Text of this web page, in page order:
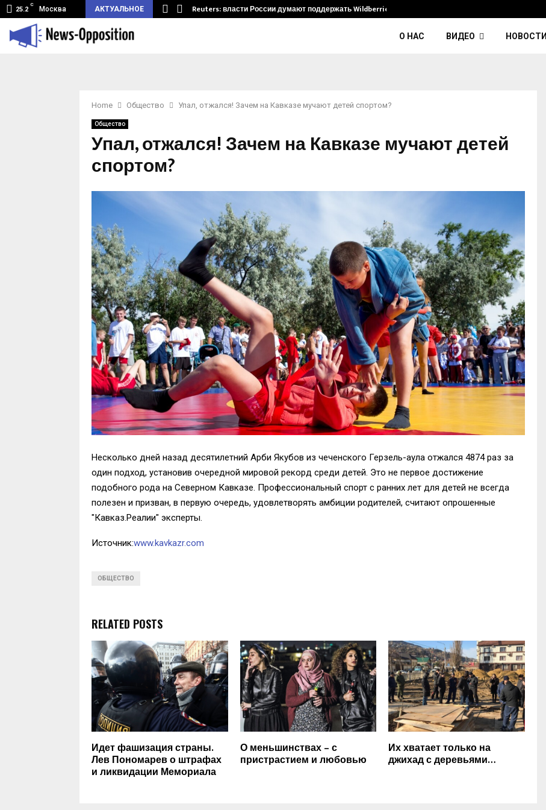
25.2
C
Москва АКТУАЛЬНОЕ
туннель из Беларуси.… Reuters: власти России думают поддержать Wildberries и его…
О НАС ВИДЕО НОВОСТИ
Home Общество Упал, отжался! Зачем на Кавказе мучают детей спортом?
Общество
Упал, отжался! Зачем на Кавказе мучают детей
спортом?
Несколько дней назад десятилетний Арби Якубов из чеченского Герзель-аула отжался 4874 раз за
один подход, установив очередной мировой рекорд среди детей. Это не первое достижение
подобного рода на Северном Кавказе. Профессиональный спорт с ранних лет для детей не всегда
полезен и призван, в первую очередь, удовлетворять амбиции родителей, считают опрошенные
"Кавказ.Реалии" эксперты.
Источник:www.kavkazr.com
ОБЩЕСТВО
RELATED POSTS
Идет фашизация страны.
Лев Пономарев о штрафах
и ликвидации Мемориала
О меньшинствах – с
пристрастием и любовью
Их хватает только на
джихад с деревьями…